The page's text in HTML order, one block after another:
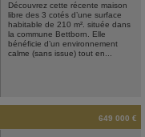
Découvrez cette récente maison
libre des 3 cotés d’une surface
habitable de 210 m². située dans
la commune Bettborn. Elle
bénéficie d’un environnement
calme (sans issue) tout en...
649 000 €